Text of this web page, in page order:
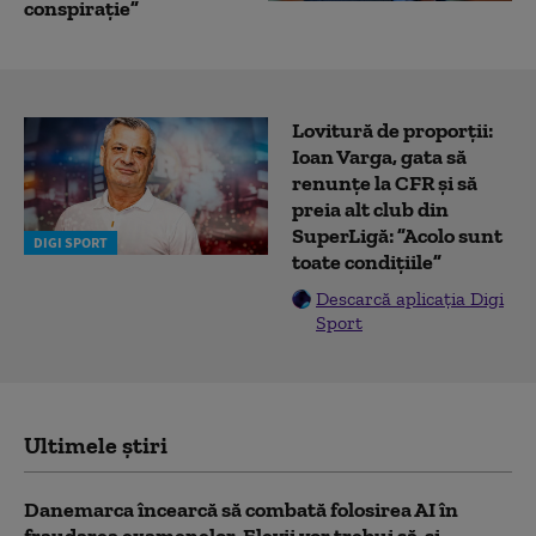
conspirație”
DIGI SPORT
Lovitură de proporții:
Ioan Varga, gata să
renunțe la CFR și să
preia alt club din
SuperLigă: ”Acolo sunt
toate condițiile”
Descarcă aplicația Digi
Sport
Ultimele știri
Danemarca încearcă să combată folosirea AI în